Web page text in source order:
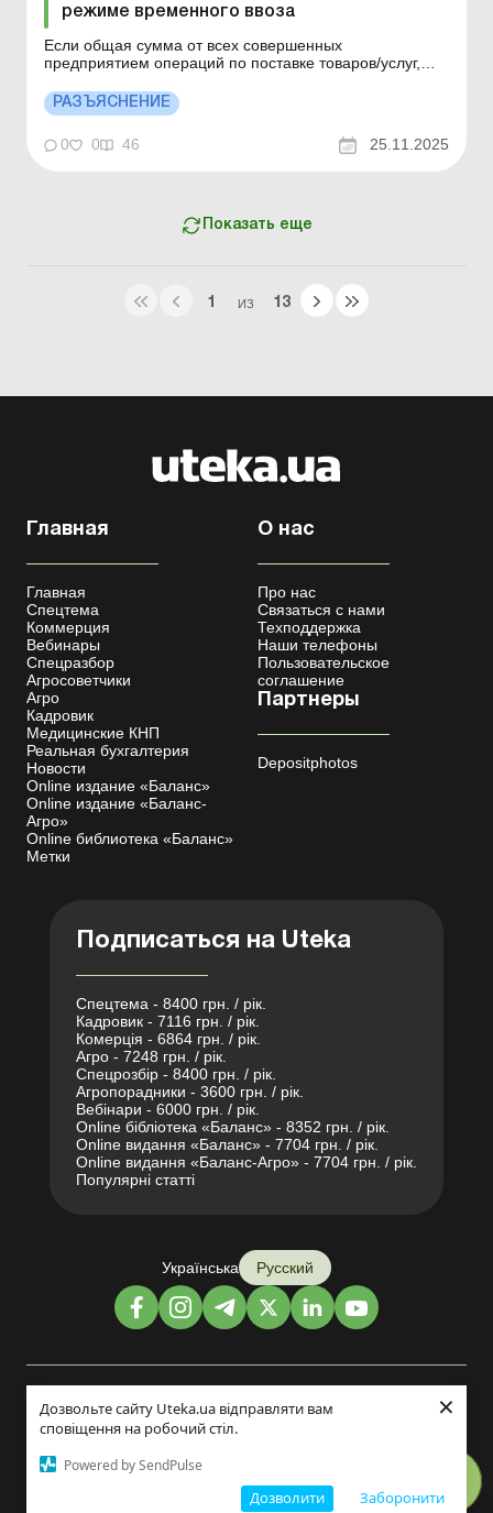
Дозвольте сайту Uteka.ua відправляти вам
сповіщення на робочий стіл.
Powered by SendPulse
Заборонити
Дозволити
×
режиме временного ввоза
Если общая сумма от всех совершенных
предприятием операций по поставке товаров/услуг,
за последние 12 календарных месяцев превышает 1
млн грн, то предприятие обязано будет
зарегистрироваться в качестве плательщика НДС.
РАЗЪЯСНЕНИЕ
0 0 46 25.11.2025
Показать еще
1 ИЗ 13
Главная
Главная
Спецтема
Коммерция
Вебинары
Спецразбор
Агросоветчики
Агро
Кадровик
Медицинские КНП
Реальная бухгалтерия
Новости
Online издание «Баланс»
Online издание «Баланс-
Агро»
Online библиотека «Баланс»
Метки
О нас
Про нас
Связаться с нами
Техподдержка
Наши телефоны
Пользовательское
соглашение
Партнеры
Depositphotos
Подписаться на Uteka
Спецтема - 8400 грн. / рік.
Кадровик - 7116 грн. / рік.
Комерція - 6864 грн. / рік.
Агро - 7248 грн. / рік.
Спецрозбір - 8400 грн. / рік.
Агропорадники - 3600 грн. / рік.
Вебінари - 6000 грн. / рік.
Online бібліотека «Баланс» - 8352 грн. / рік.
Online видання «Баланс» - 7704 грн. / рік.
Online видання «Баланс-Агро» - 7704 грн. / рік.
Популярні статті
Українська Русский
Дизайн и разработка: